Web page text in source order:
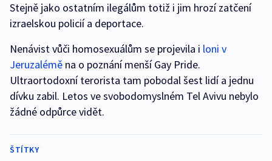
Stejně jako ostatním ilegálům totiž i jim hrozí zatčení
izraelskou policií a deportace.
Nenávist vůči homosexuálům se projevila i loni v
Jeruzalémě na o poznání menší Gay Pride.
Ultraortodoxní terorista tam pobodal šest lidí a jednu
dívku zabil. Letos ve svobodomyslném Tel Avivu nebylo
žádné odpůrce vidět.
ŠTÍTKY